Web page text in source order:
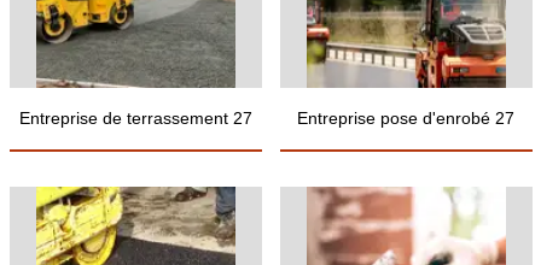
Entreprise de terrassement 27 Entreprise pose d'enrobé 27